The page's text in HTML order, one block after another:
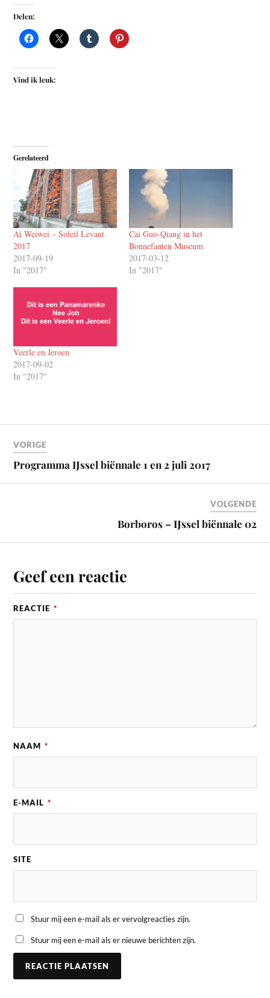
Delen:
Vind ik leuk:
Gerelateerd
Ai Weiwei – Soleil Levant
2017
2017-09-19
In "2017"
Cai Guo-Qiang in het
Bonnefanten Museum
2017-03-12
In "2017"
Veerle en Jeroen
2017-09-02
In "2017"
VORIGE
Programma IJssel biënnale 1 en 2 juli 2017
VOLGENDE
Borboros – IJssel biënnale 02
Geef een reactie
REACTIE *
NAAM *
E-MAIL *
SITE
Stuur mij een e-mail als er vervolgreacties zijn.
Stuur mij een e-mail als er nieuwe berichten zijn.